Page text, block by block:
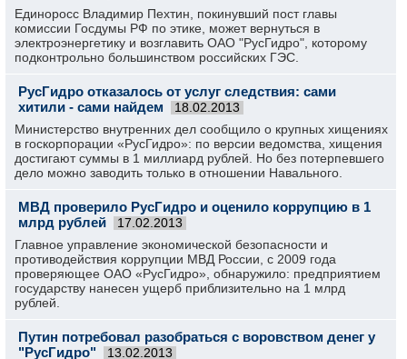
Единоросс Владимир Пехтин, покинувший пост главы
комиссии Госдумы РФ по этике, может вернуться в
электроэнергетику и возглавить ОАО "РусГидро", которому
подконтрольно большинством российских ГЭС.
РусГидро отказалось от услуг следствия: сами
хитили - сами найдем
18.02.2013
Министерство внутренних дел сообщило о крупных хищениях
в госкорпорации «РусГидро»: по версии ведомства, хищения
достигают суммы в 1 миллиард рублей. Но без потерпевшего
дело можно заводить только в отношении Навального.
МВД проверило РусГидро и оценило коррупцию в 1
млрд рублей
17.02.2013
Главное управление экономической безопасности и
противодействия коррупции МВД России, с 2009 года
проверяющее ОАО «РусГидро», обнаружило: предприятием
государству нанесен ущерб приблизительно на 1 млрд
рублей.
Путин потребовал разобраться с воровством денег у
"РусГидро"
13.02.2013